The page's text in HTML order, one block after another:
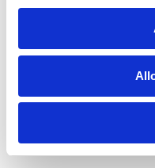
den ROI optimieren als
qualitativ hochwertiges
ein
langsamerer Ansatz zu
Ergebnis führen.
Fazit